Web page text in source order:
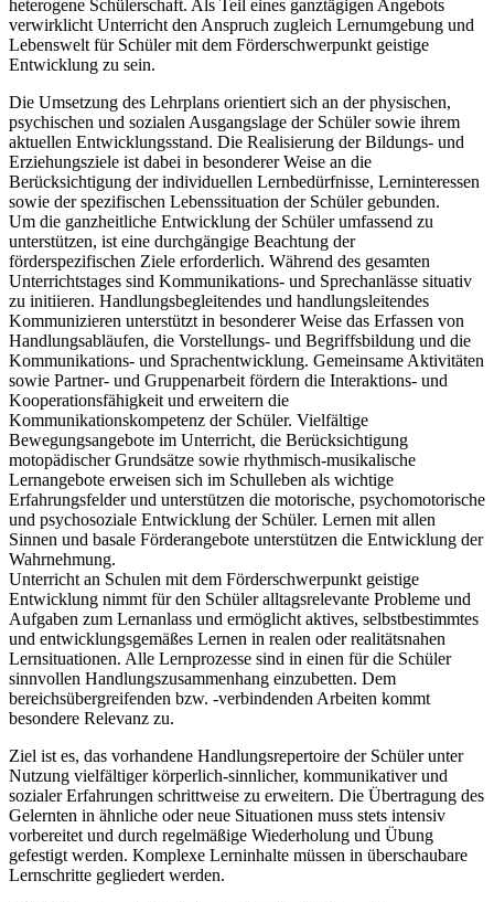
heterogene Schülerschaft. Als Teil eines ganztägigen Angebots
verwirklicht Unterricht den Anspruch zugleich Lernumgebung und
Lebenswelt für Schüler mit dem Förderschwerpunkt geistige
Entwicklung zu sein.
Die Umsetzung des Lehrplans orientiert sich an der physischen,
psychischen und sozialen Ausgangslage der Schüler sowie ihrem
aktuellen Entwicklungsstand. Die Realisierung der Bildungs- und
Erziehungsziele ist dabei in besonderer Weise an die
Berücksichtigung der individuellen Lernbedürfnisse, Lerninteressen
sowie der spezifischen Lebenssituation der Schüler gebunden.
Um die ganzheitliche Entwicklung der Schüler umfassend zu
unterstützen, ist eine durchgängige Beachtung der
förderspezifischen Ziele erforderlich. Während des gesamten
Unterrichtstages sind Kommunikations- und Sprechanlässe situativ
zu initiieren. Handlungsbegleitendes und handlungsleitendes
Kommunizieren unterstützt in besonderer Weise das Erfassen von
Handlungsabläufen, die Vorstellungs- und Begriffsbildung und die
Kommunikations- und Sprachentwicklung. Gemeinsame Aktivitäten
sowie Partner- und Gruppenarbeit fördern die Interaktions- und
Kooperationsfähigkeit und erweitern die
Kommunikationskompetenz der Schüler. Vielfältige
Bewegungsangebote im Unterricht, die Berücksichtigung
motopädischer Grundsätze sowie rhythmisch-musikalische
Lernangebote erweisen sich im Schulleben als wichtige
Erfahrungsfelder und unterstützen die motorische, psychomotorische
und psychosoziale Entwicklung der Schüler. Lernen mit allen
Sinnen und basale Förderangebote unterstützen die Entwicklung der
Wahrnehmung.
Unterricht an Schulen mit dem Förderschwerpunkt geistige
Entwicklung nimmt für den Schüler alltagsrelevante Probleme und
Aufgaben zum Lernanlass und ermöglicht aktives, selbstbestimmtes
und entwicklungsgemäßes Lernen in realen oder realitätsnahen
Lernsituationen. Alle Lernprozesse sind in einen für die Schüler
sinnvollen Handlungszusammenhang einzubetten. Dem
bereichsübergreifenden bzw. -verbindenden Arbeiten kommt
besondere Relevanz zu.
Ziel ist es, das vorhandene Handlungsrepertoire der Schüler unter
Nutzung vielfältiger körperlich-sinnlicher, kommunikativer und
sozialer Erfahrungen schrittweise zu erweitern. Die Übertragung des
Gelernten in ähnliche oder neue Situationen muss stets intensiv
vorbereitet und durch regelmäßige Wiederholung und Übung
gefestigt werden. Komplexe Lerninhalte müssen in überschaubare
Lernschritte gegliedert werden.